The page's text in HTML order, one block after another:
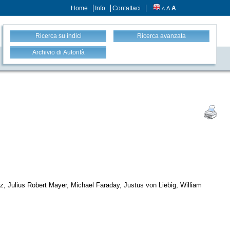
Home Info Contattaci A A A
Ricerca su indici Ricerca avanzata
Archivio di Autorità